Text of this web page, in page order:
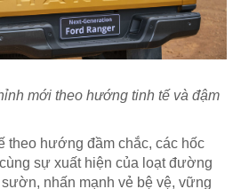
mới theo hướng tinh tế và đậm
theo hướng đầm chắc, các hốc
sự xuất hiện của loạt đường
nhấn mạnh vẻ bệ vệ, vững